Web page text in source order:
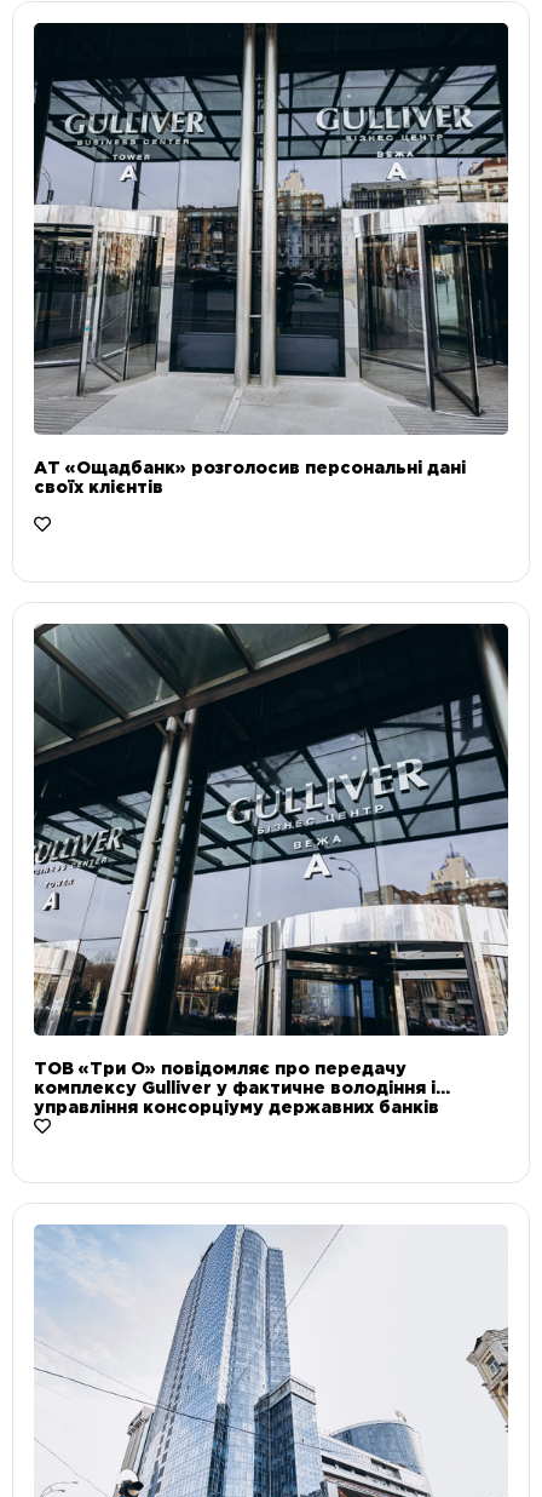
АТ «Ощадбанк» розголосив персональні дані
своїх клієнтів
ТОВ «Три О» повідомляє про передачу
комплексу Gulliver у фактичне володіння і
управління консорціуму державних банків